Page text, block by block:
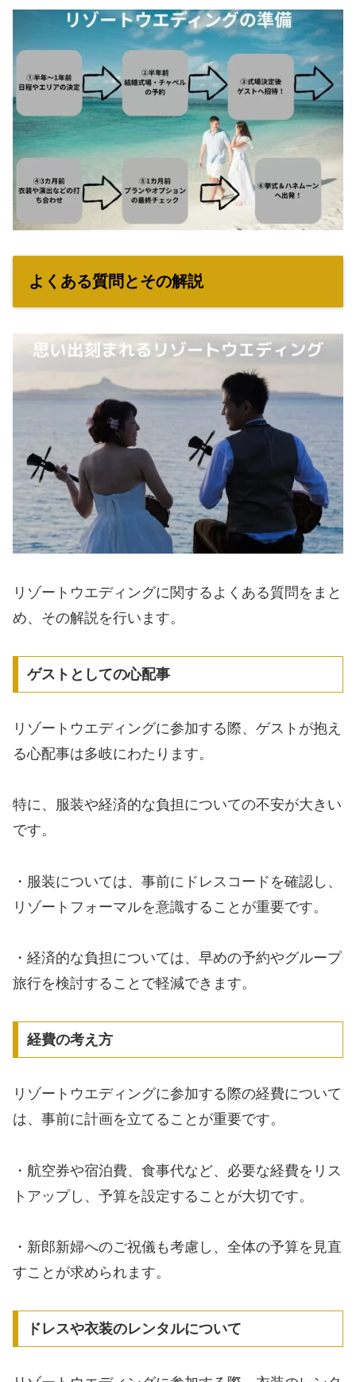
よくある質問とその解説
リゾートウエディングに関するよくある質問をまと
め、その解説を行います。
ゲストとしての心配事
リゾートウエディングに参加する際、ゲストが抱え
る心配事は多岐にわたります。
特に、服装や経済的な負担についての不安が大きい
です。
・服装については、事前にドレスコードを確認し、
リゾートフォーマルを意識することが重要です。
・経済的な負担については、早めの予約やグループ
旅行を検討することで軽減できます。
経費の考え方
リゾートウエディングに参加する際の経費について
は、事前に計画を立てることが重要です。
・航空券や宿泊費、食事代など、必要な経費をリス
トアップし、予算を設定することが大切です。
・新郎新婦へのご祝儀も考慮し、全体の予算を見直
すことが求められます。
ドレスや衣装のレンタルについて